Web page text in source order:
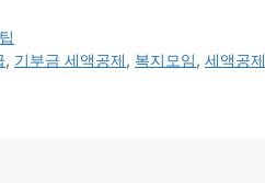
, 기부금 세액공제, 복지모임,세액공제